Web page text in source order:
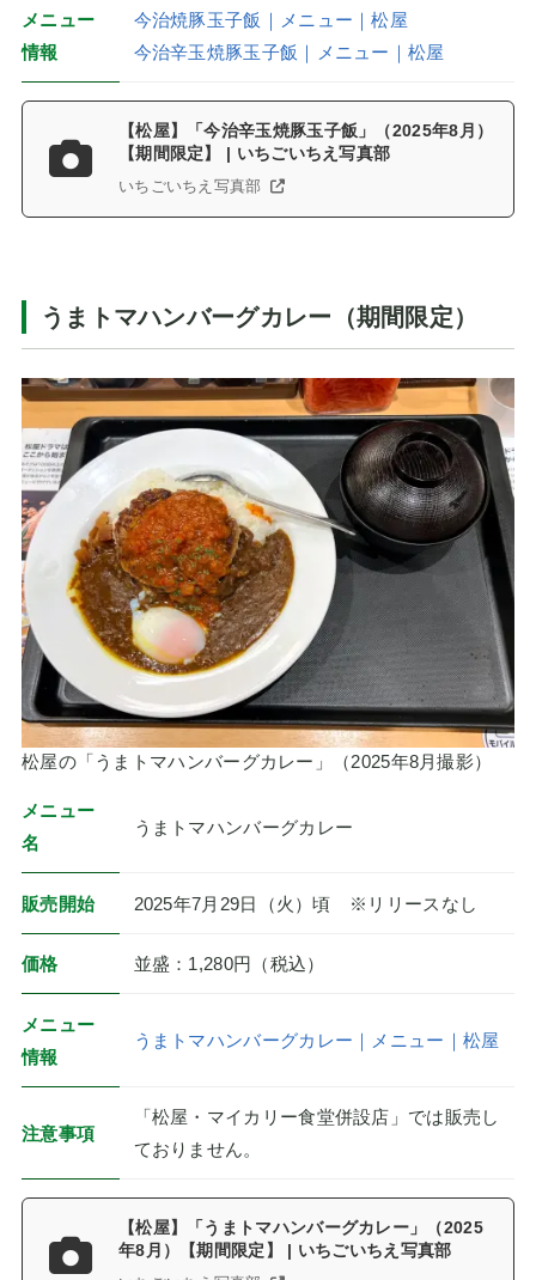
メニュー
情報
今治焼豚玉子飯｜メニュー｜松屋
今治辛玉焼豚玉子飯｜メニュー｜松屋
【松屋】「今治辛玉焼豚玉子飯」（2025年8月）
【期間限定】 | いちごいちえ写真部
いちごいちえ写真部
うまトマハンバーグカレー（期間限定）
松屋の「うまトマハンバーグカレー」（2025年8月撮影）
メニュー
名
うまトマハンバーグカレー
販売開始 2025年7月29日（火）頃 ※リリースなし
価格 並盛：1,280円（税込）
メニュー
情報
うまトマハンバーグカレー｜メニュー｜松屋
注意事項
「松屋・マイカリー食堂併設店」では販売し
ておりません。
【松屋】「うまトマハンバーグカレー」（2025
年8月）【期間限定】 | いちごいちえ写真部